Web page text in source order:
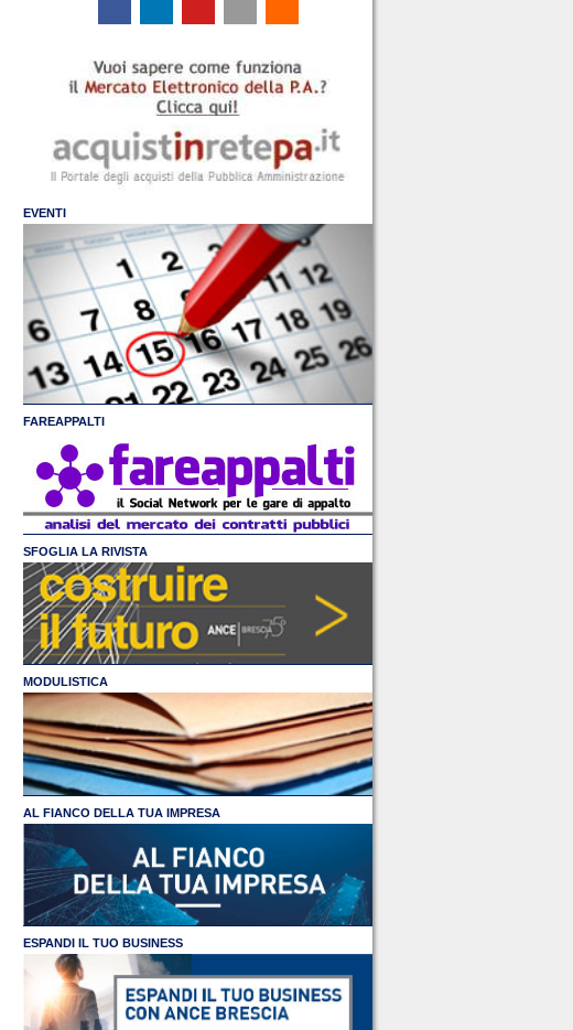
EVENTI
FAREAPPALTI
SFOGLIA LA RIVISTA
MODULISTICA
AL FIANCO DELLA TUA IMPRESA
ESPANDI IL TUO BUSINESS